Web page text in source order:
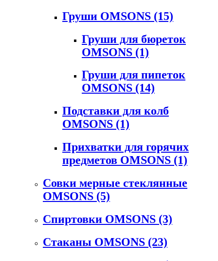
Груши OMSONS (15)
Груши для бюреток
OMSONS (1)
Груши для пипеток
OMSONS (14)
Подставки для колб
OMSONS (1)
Прихватки для горячих
предметов OMSONS (1)
Совки мерные стеклянные
OMSONS (5)
Спиртовки OMSONS (3)
Стаканы OMSONS (23)